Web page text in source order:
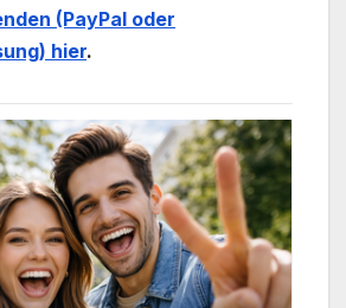
(PayPal oder
hier.